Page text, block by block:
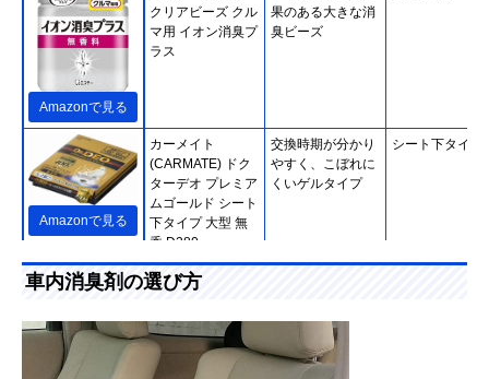
Amazonで見る
クリアビーズ クル
マ用 イオン消臭プ
ラス
果のある大きな消
臭ビーズ
Amazonで見る
カーメイト
(CARMATE) ドク
ターデオ プレミア
ムゴールド シート
下タイプ 大型 無
香 D280
交換時期が分かり
やすく、こぼれに
くいゲルタイプ
シート下タイプ
エステー 脱臭炭
クルマ用 シート下
車内消臭剤の選び方